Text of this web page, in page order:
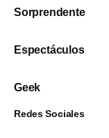
Sorprendente
Espectáculos
Geek
Redes Sociales